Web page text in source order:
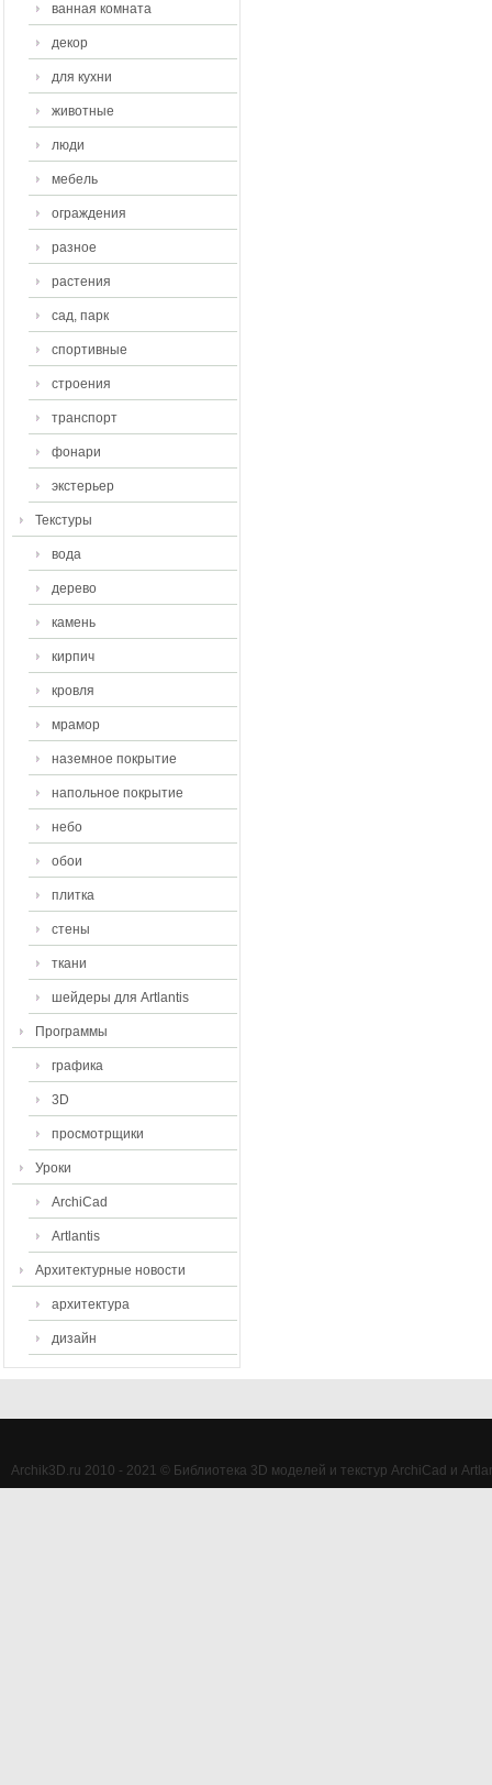
ванная комната
декор
для кухни
животные
люди
мебель
ограждения
разное
растения
сад, парк
спортивные
строения
транспорт
фонари
экстерьер
Текстуры
вода
дерево
камень
кирпич
кровля
мрамор
наземное покрытие
напольное покрытие
небо
обои
плитка
стены
ткани
шейдеры для Artlantis
Программы
графика
3D
просмотрщики
Уроки
ArchiCad
Artlantis
Архитектурные новости
архитектура
дизайн
Archik3D.ru 2010 - 2021 © Библиотека 3D моделей и текстур ArchiCad и